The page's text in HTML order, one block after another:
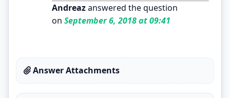
Andreazanswered the question
on September 6, 2018 at 09:41
Answer Attachments